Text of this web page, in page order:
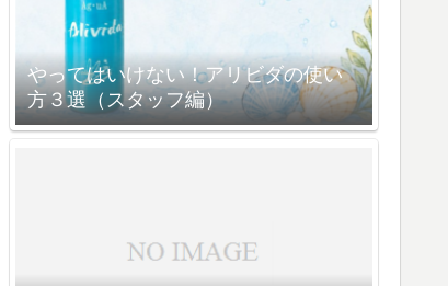
やってはいけない！アリビダの使い
方３選（スタッフ編）